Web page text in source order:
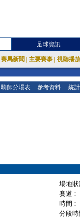
足球資訊
賽馬新聞 主要賽事 視聽播
騎師分場表 參考資料 統
場地
賽道 :
時間 :
分段